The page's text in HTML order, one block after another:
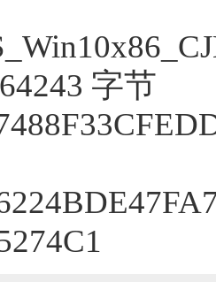
字节